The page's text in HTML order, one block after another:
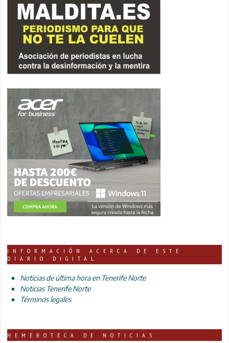
INFORMACIÓN ACERCA DE ESTE
DIARIO DIGITAL
Noticias de última hora en Tenerife Norte
Noticias Tenerife Norte
Términos legales
HEMEROTECA DE NOTICIAS